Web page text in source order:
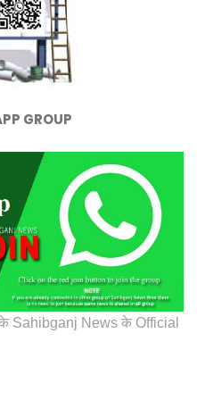
GROUP
Sahibganj News के Official